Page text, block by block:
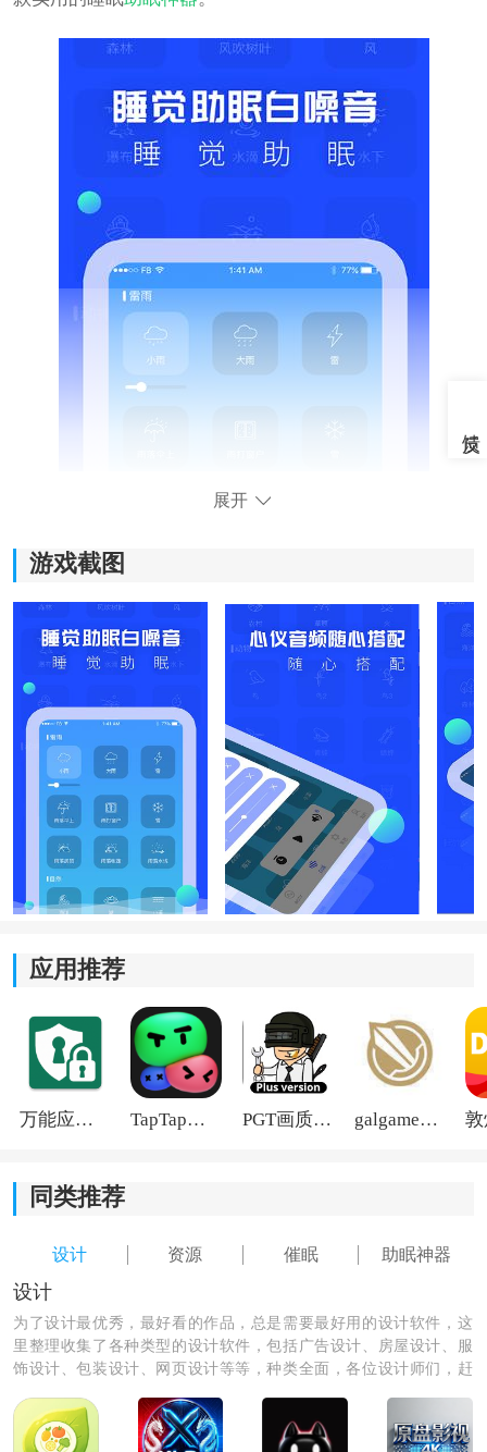
《催眠睡眠音乐》软件特色：
*汇集了海量的优质助眠乐曲，根据自己的喜好选择适合
自己的音乐，帮助缓解失眠症状。
*自动播放音乐并在用户入睡后关闭，无需用户手动操
作，能够无干扰地享受睡眠。
*提供大量助眠音乐和视频资源，有更多选择，充分满足
不同用户的需求。
可以省下购买助眠音乐的费用。
展开
游戏截图
应用推荐
万能应用隐藏 TapTap国际版2026 PGT画质助手旧版 galgame游戏盒子2026
同类推荐
设计 资源 催眠 助眠神器
设计
为了设计最优秀，最好看的作品，总是需要最好用的设计软件，这
里整理收集了各种类型的设计软件，包括广告设计、房屋设计、服
饰设计、包装设计、网页设计等等，种类全面，各位设计师们，赶